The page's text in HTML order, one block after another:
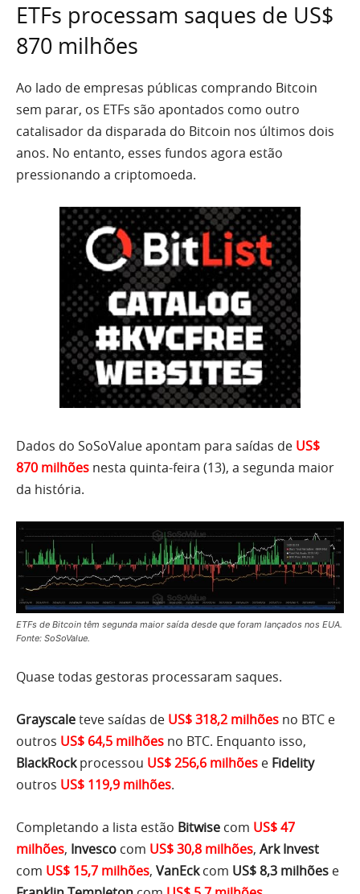
ETFs processam saques de US$
870 milhões
Ao lado de empresas públicas comprando Bitcoin
sem parar, os ETFs são apontados como outro
catalisador da disparada do Bitcoin nos últimos dois
anos. No entanto, esses fundos agora estão
pressionando a criptomoeda.
Dados do SoSoValue apontam para saídas de US$
870 milhões nesta quinta-feira (13), a segunda maior
da história.
ETFs de Bitcoin têm segunda maior saída desde que foram lançados nos EUA.
Fonte: SoSoValue.
Quase todas gestoras processaram saques.
Grayscaleteve saídas de US$ 318,2 milhões no BTC e
outros US$ 64,5 milhões no BTC. Enquanto isso,
BlackRockprocessou US$ 256,6 milhões e Fidelity
outros US$ 119,9 milhões.
Completando a lista estão Bitwise com US$ 47
milhões, Invesco com US$ 30,8 milhões, Ark Invest
com US$ 15,7 milhões, VanEckcom US$ 8,3 milhões e